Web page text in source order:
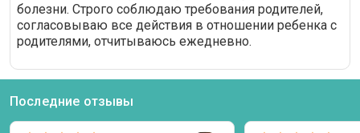
болезни. Строго соблюдаю требования родителей,
согласовываю все действия в отношении ребенка с
родителями, отчитываюсь ежедневно.
Последние отзывы